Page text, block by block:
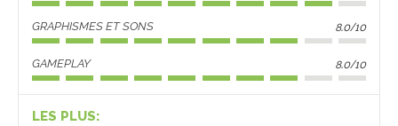
GRAPHISMES ET SONS 8.0/10
GAMEPLAY 8.0/10
LES PLUS: